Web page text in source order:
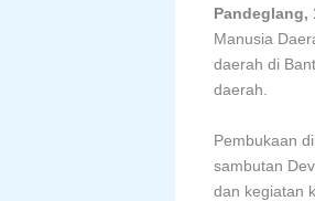
Pandeglang,
Manusia
daerah di
daerah.
Pembukaan
sambutan
dan kegiatan